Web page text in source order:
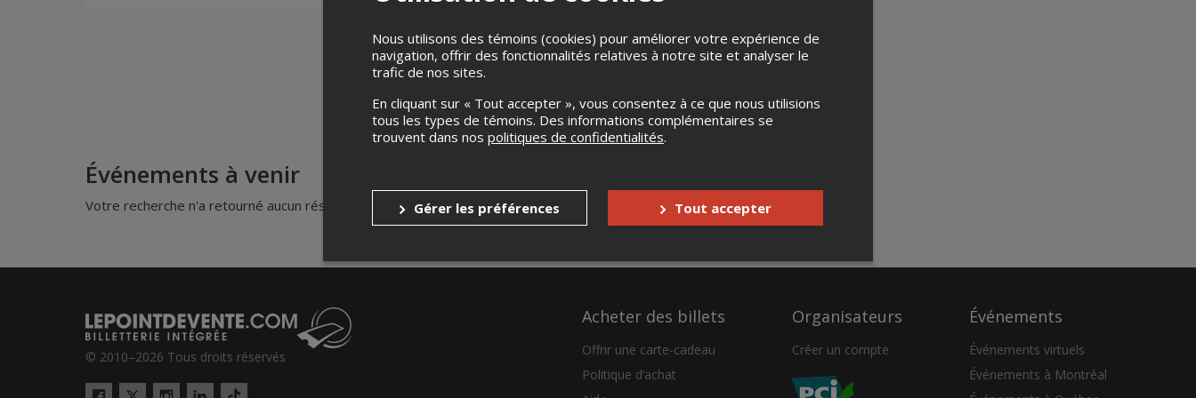
Jeudi 7h45 – 16h30
Vendredi
Samedi
Événements à venir
Votre recherche n'a retourné aucun résultat.
© 2010–2026 Tous droits réservés
Twitter Tiktok
Acheter des billets
Offrir une carte-cadeau
Politique d’achat
Organisateurs
Créer un compte
Événements
Événements virtuels
Événements à Montréal
Nous utilisons des témoins (cookies) pour améliorer votre expérience de
navigation, offrir des fonctionnalités relatives à notre site et analyser le
trafic de nos sites.
En cliquant sur « Tout accepter », vous consentez à ce que nous utilisions
tous les types de témoins. Des informations complémentaires se
trouvent dans nos politiques de confidentialités.
Gérer les préférences Tout accepter